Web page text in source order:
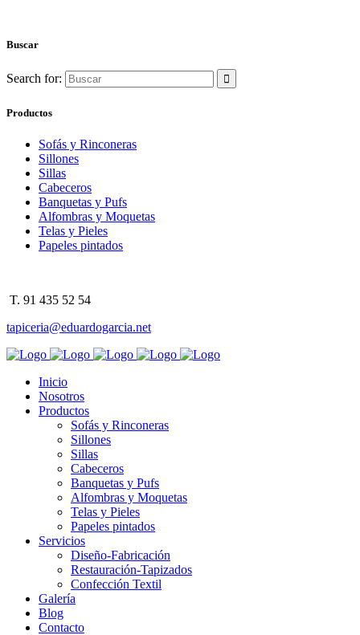
Buscar
Search for:
Productos
Sofás y Rinconeras
Sillones
Sillas
Cabeceros
Banquetas y Pufs
Alfombras y Moquetas
Telas y Pieles
Papeles pintados
T. 91 435 52 54
tapiceria@eduardogarcia.net
Inicio
Nosotros
Productos
Sofás y Rinconeras
Sillones
Sillas
Cabeceros
Banquetas y Pufs
Alfombras y Moquetas
Telas y Pieles
Papeles pintados
Servicios
Diseño-Fabricación
Restauración-Tapizados
Confección Textil
Galería
Blog
Contacto